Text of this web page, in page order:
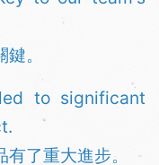
。
to significant
了重大進步。